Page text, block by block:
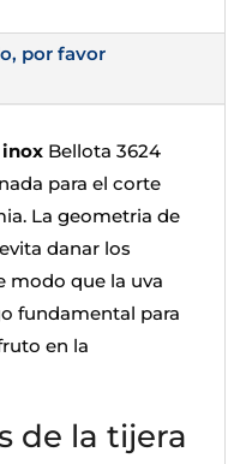
por favor
Bellota 3624
para el corte
La geometria de
danar los
modo que la uva
fundamental para
en la
de la tijera